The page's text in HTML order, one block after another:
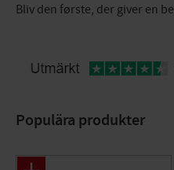
Bliv den første, der giver en
Populära produkter